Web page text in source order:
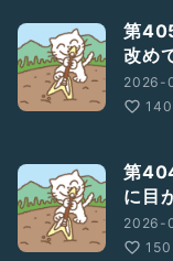
第
改め
2026-
140
第
に目
2026-
150